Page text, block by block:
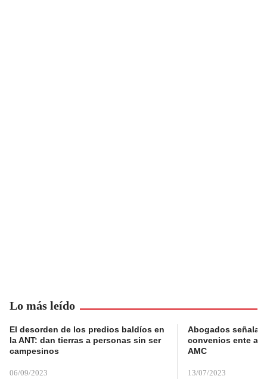
Lo más leído
El desorden de los predios baldíos en
la ANT: dan tierras a personas sin ser
campesinos
06/09/2023
Abogados
convenios ente
AMC
13/07/2023